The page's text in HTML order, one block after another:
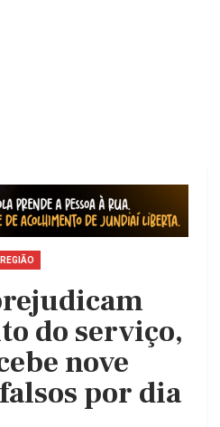
REGIÃO
do serviço,
nove
por dia